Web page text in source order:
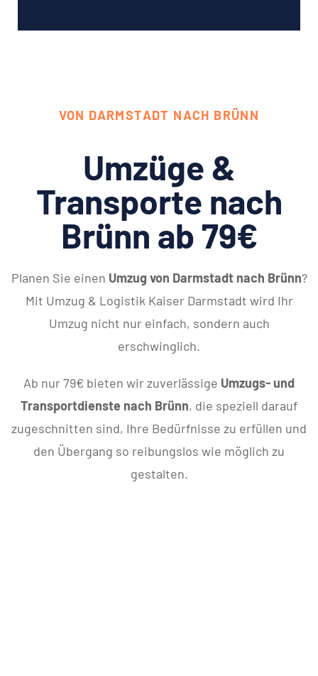
VON DARMSTADT NACH BRÜNN
Umzüge &
Transporte nach
Brünn ab 79€
Planen Sie einen Umzug von Darmstadt nach Brünn?
Mit Umzug & Logistik Kaiser Darmstadt wird Ihr
Umzug nicht nur einfach, sondern auch
erschwinglich.
Ab nur 79€ bieten wir zuverlässige Umzugs- und
Transportdienste nach Brünn, die speziell darauf
zugeschnitten sind, Ihre Bedürfnisse zu erfüllen und
den Übergang so reibungslos wie möglich zu
gestalten.